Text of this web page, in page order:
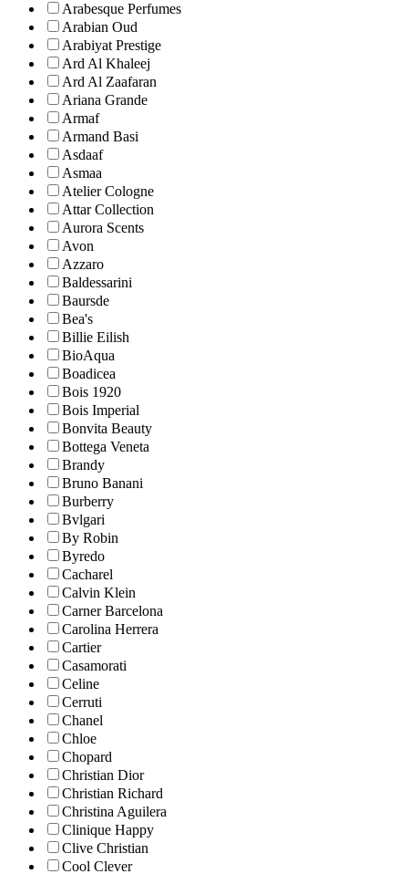
Arabesque Perfumes
Arabian Oud
Arabiyat Prestige
Ard Al Khaleej
Ard Al Zaafaran
Ariana Grande
Armaf
Armand Basi
Asdaaf
Asmaa
Atelier Cologne
Attar Collection
Aurora Scents
Avon
Azzaro
Baldessarini
Baursde
Bea's
Billie Eilish
BioAqua
Boadicea
Bois 1920
Bois Imperial
Bonvita Beauty
Bottega Veneta
Brandy
Bruno Banani
Burberry
Bvlgari
By Robin
Byredo
Cacharel
Calvin Klein
Carner Barcelona
Carolina Herrera
Cartier
Casamorati
Celine
Cerruti
Chanel
Chloe
Chopard
Christian Dior
Christian Richard
Christina Aguilera
Clinique Happy
Clive Christian
Cool Clever